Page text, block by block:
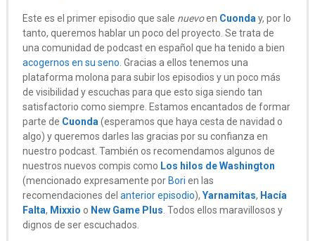
Este es el primer episodio que sale nuevoen Cuonda y, por lo
tanto, queremos hablar un poco del proyecto. Se trata de
una comunidad de podcast en español que ha tenido a bien
acogernos en su seno . Gracias a ellos tenemos una
plataforma molona para subir los episodios y un poco más
de visibilidad y escuchas para que esto siga siendo tan
satisfactorio como siempre. Estamos encantados de formar
parte de Cuonda (esperamos que haya cesta de navidad o
algo) y queremos darles las gracias por su confianza en
nuestro podcast. También os recomendamos algunos de
nuestros nuevos compis como Los hilos de Washington
(mencionado expresamente por Bori en las
recomendaciones del anterior episodio), Yarnamitas, Hacía
Falta, Mixxio o New Game Plus . Todos ellos maravillosos y
dignos de ser escuchados.